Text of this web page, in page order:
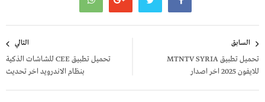
المقالات
السابق
تحميل تطبيق MTNTV SYRIA
للايفون 2025 اخر اصدار
التالي
تحميل تطبيق CEE للشاشات الذكية
بنظام الاندرويد اخر تحديث